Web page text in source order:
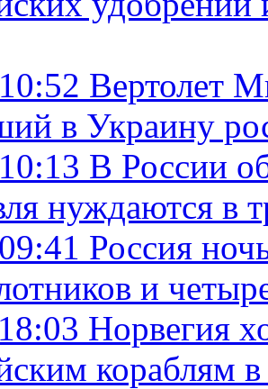
Вертолет
в Украину
В России
нуждаются в
Россия
и
Норвегия
кораблям